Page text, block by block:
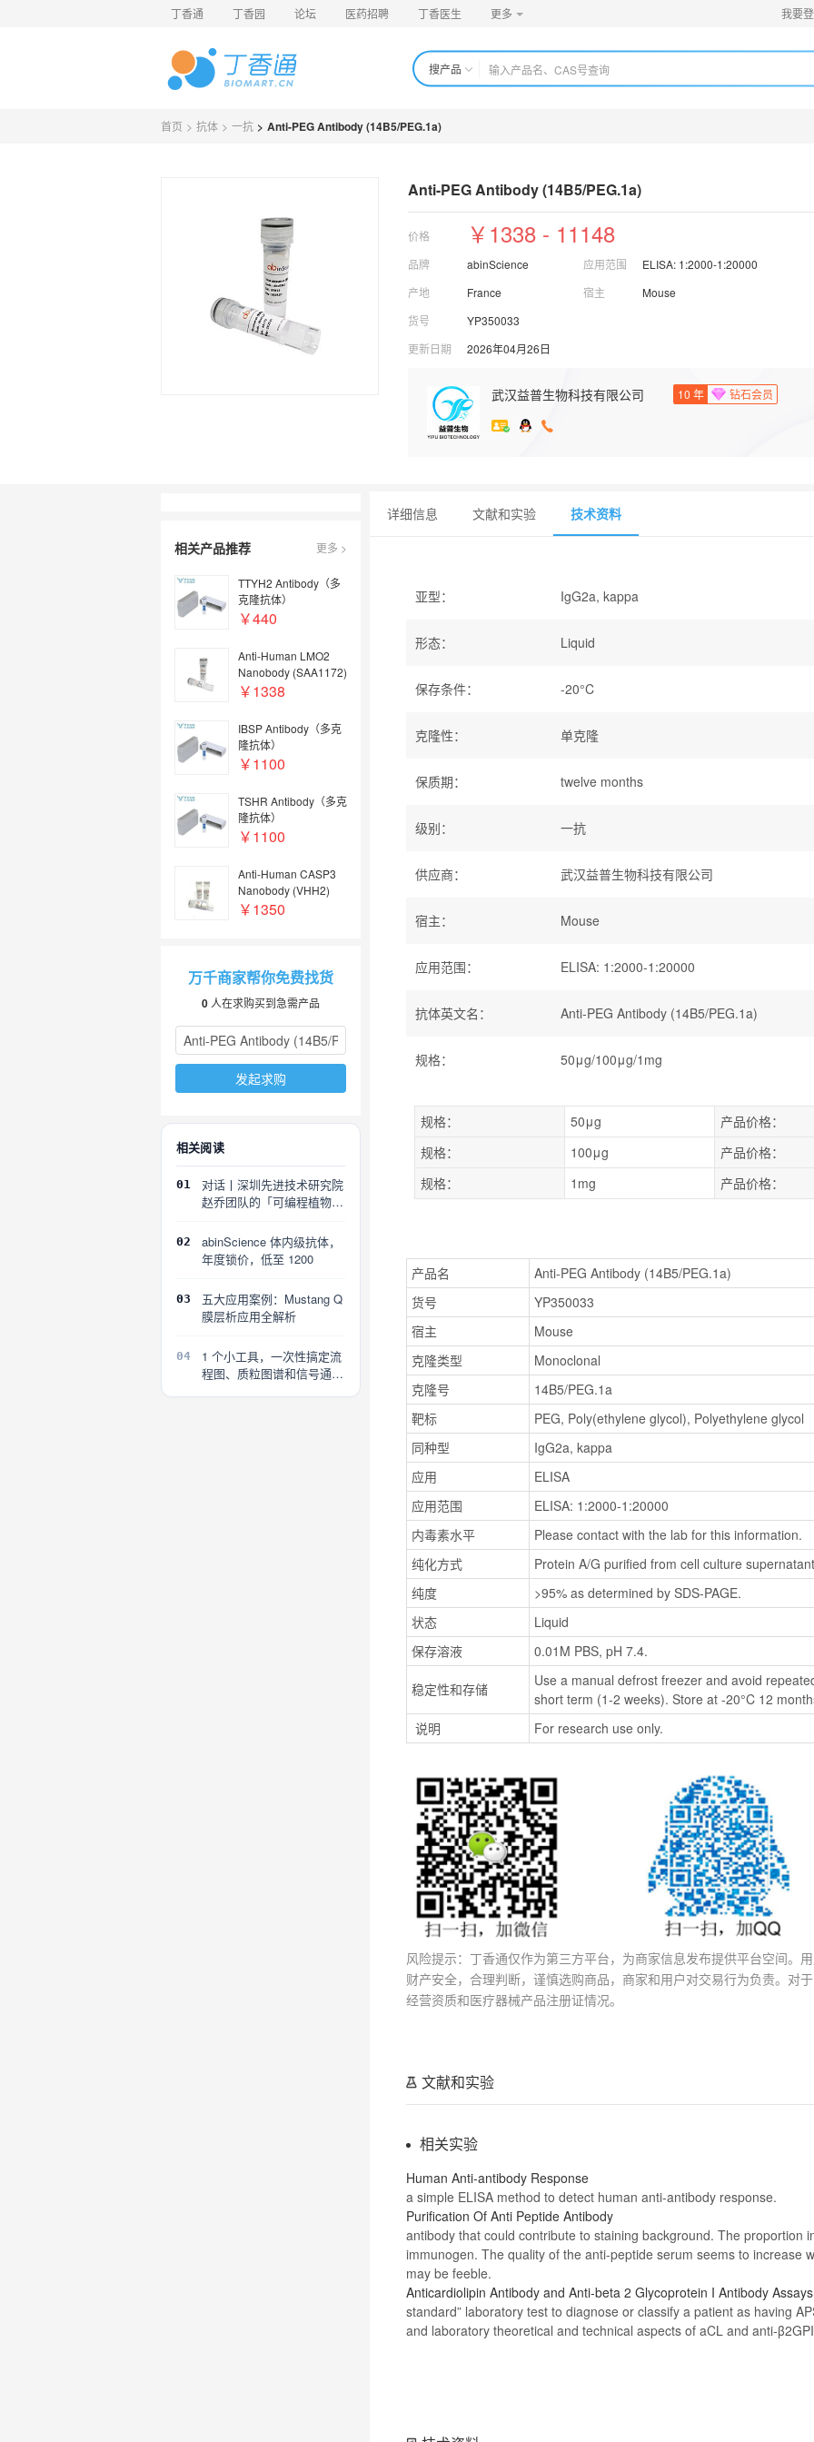
丁香通 丁香园 论坛 医药招聘 丁香医生 更多 我要
搜产品
首页 > 抗体 > 一抗 > Anti-PEG Antibody (14B5/PEG.1a)
Anti-PEG Antibody (14B5/PEG.1a)
价格 ￥1338 - 11148
品牌
abinScience
产地
France
货号
YP350033
更新日期
2026年04月26日
应用范围
ELISA: 1:2000-1:20000
宿主
Mouse
武汉益普生物科技有限公司 10 年 钻石会员
相关产品推荐 更多 >
TTYH2 Antibody（多
克隆抗体）
￥440
Anti-Human LMO2
Nanobody (SAA1172)
￥1338
IBSP Antibody（多克
隆抗体）
￥1100
TSHR Antibody（多克
隆抗体）
￥1100
Anti-Human CASP3
Nanobody (VHH2)
（纳米抗体）
￥1350
万千商家帮你免费找货
0 人在求购买到急需产品
发起求购
相关阅读
01
对话丨深圳先进技术研究院
赵乔团队的「可编程植物」
02
abinScience 体内级抗体，
年度锁价，低至 1200
03
五大应用案例：Mustang Q
膜层析应用全解析
04
1 个小工具，一次性搞定流
程图、质粒图谱和信号通路
详细信息 文献和实验 技术资料
亚型： IgG2a, kappa
形态： Liquid
保存条件： -20°C
克隆性： 单克隆
保质期： twelve months
级别： 一抗
供应商： 武汉益普生物科技有限公司
宿主： Mouse
应用范围： ELISA: 1:2000-1:20000
抗体英文名 ： Anti-PEG Antibody (14B5/PEG.1a)
规格： 50μg/100μg/1mg
规格： 50μg
产品价格：
规格：
100μg
产品价格：
规格：
1mg 产品价格：
产品名
Anti-PEG Antibody (14B5/PEG.1a)
货号
YP350033
宿主
Mouse
克隆类型
Monoclonal
克隆号
14B5/PEG.1a
靶标
PEG, Poly(ethylene glycol), Polyethylene glycol
同种型
IgG2a, kappa
应用
ELISA
应用范围
ELISA: 1:2000-1:20000
内毒素水平
Please contact with the lab for this information.
纯化方式
Protein A/G purified from cell culture
纯度
>95% as determined by SDS-PAGE.
状态
Liquid
保存溶液
0.01M PBS, pH 7.4.
稳定性和存储
Use a manual defrost freezer and avoid
short term (1-2 weeks). Store at -20°C 12
说明
For research use only.
风险提示：丁香通仅作为第三方平台，为商家信息发布提供平台空间。
财产安全，合理判断，谨慎选购商品，商家和用户对交易行为负责。对
经营资质和医疗器械产品注册证情况。
文献和实验
相关实验
Human Anti-antibody Response
a simple ELISA method to detect human anti-antibody response.
Purification Of Anti Peptide Antibody
antibody that could contribute to staining background. The proportion
immunogen. The quality of the anti-peptide serum seems to increase
may be feeble.
Anticardiolipin Antibody and Anti-beta 2 Glycoprotein I Antibody Assays
standard” laboratory test to diagnose or classify a patient as having
and laboratory theoretical and technical aspects of aCL and anti-